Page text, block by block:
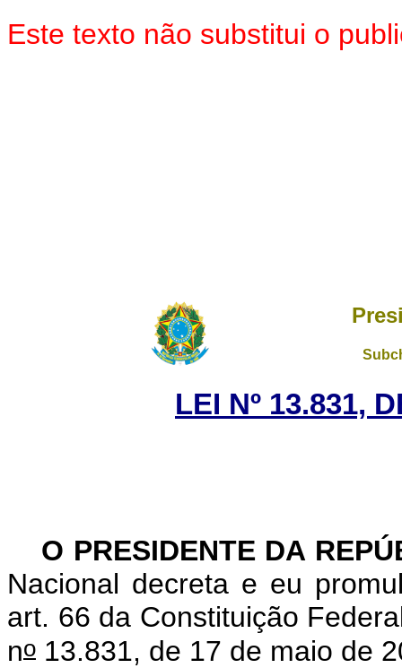
Este texto não substitui o
LEI Nº 13.831,
O PRESIDENTE DA
Nacional decreta e eu
art. 66 da Constituição
no 13.831, de 17 de maio de